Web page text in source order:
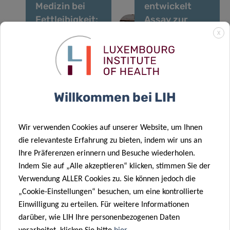
Medizin bei
Fettleibigkeit:
innovatives
Werkzeug zur
Diagnose von
entwickelt
Assay zur
der Qualität
von
Liquorproben
Fortschritte
bei der
Behandlung
von Parkinson
New Study
Further
Advances the
Treatment of
Chronic Pain
X
Willkommen bei LIH
Wir verwenden Cookies auf unserer Website, um Ihnen
die relevanteste Erfahrung zu bieten, indem wir uns an
Ihre Präferenzen erinnern und Besuche wiederholen.
Indem Sie auf „Alle akzeptieren“ klicken, stimmen Sie der
Verwendung ALLER Cookies zu. Sie können jedoch die
„Cookie-Einstellungen“ besuchen, um eine kontrollierte
Einwilligung zu erteilen. Für weitere Informationen
darüber, wie LIH Ihre personenbezogenen Daten